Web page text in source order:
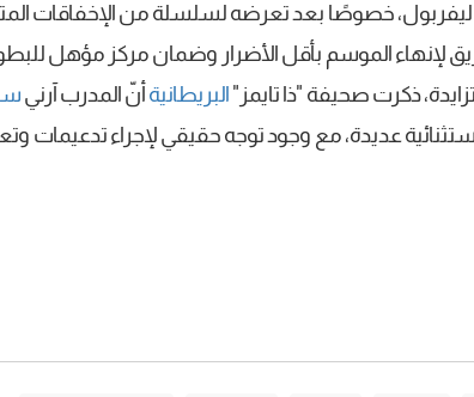
خصوصًا بعد تعرضه لسلسلة من الإخفاقات
لإنهاء الموسم بأقل الأضرار وضمان مركز مؤهل
ذكرت صحيفة "ذا تايمز" البريطانية أنّ المدرب آرني
استثنائية عديدة، مع وجود توجه حقيقي لإجراء تدعيمات